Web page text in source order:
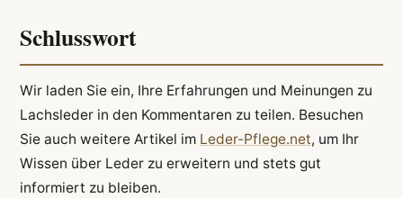
Schlusswort
Wir laden Sie ein, Ihre Erfahrungen und Meinungen zu
Lachsleder in den Kommentaren zu teilen. Besuchen
Sie auch weitere Artikel im Leder-Pflege.net, um Ihr
Wissen über Leder zu erweitern und stets gut
informiert zu bleiben.